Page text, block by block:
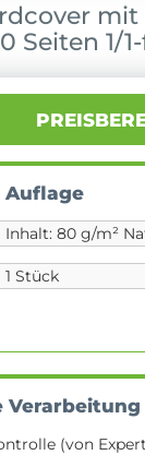
mit
Seiten 1/
Auflage
Verarbeitung
(von